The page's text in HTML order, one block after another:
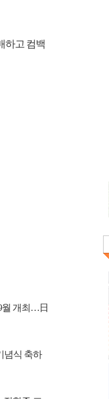
하고 컴백
월 개최…日
념식 축하